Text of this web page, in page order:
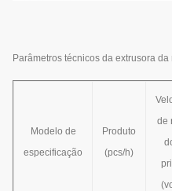
Parâmetros técnicos da extrusora
Modelo de
especificação
Produto
(pcs/h)
de